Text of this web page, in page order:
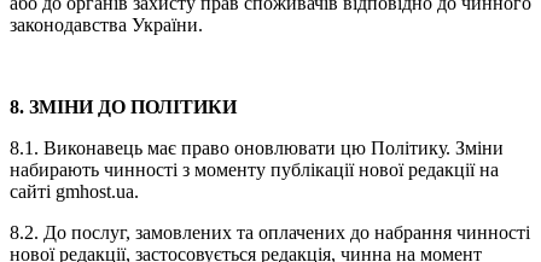
законодавства України.
8. ЗМІНИ ДО ПОЛІТИКИ
8.1. Виконавець має право оновлювати цю Політику. Зміни
набирають чинності з моменту публікації нової редакції на
сайті gmhost.ua.
8.2. До послуг, замовлених та оплачених до набрання чинності
нової редакції, застосовується редакція, чинна на момент